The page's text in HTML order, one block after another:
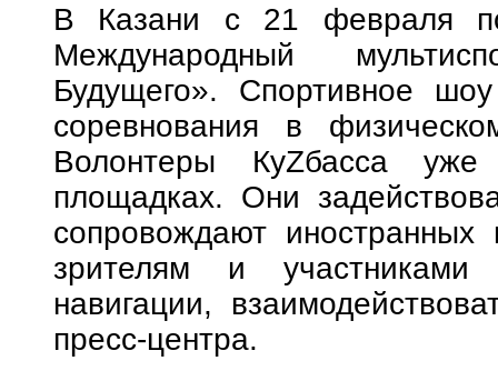
В Казани с 21 февраля
Международный
Будущего». Спортивное
соревнования в
Волонтеры КуZбасса
площадках. Они
сопровождают иностранных
зрителям и
навигации,
пресс-центра.